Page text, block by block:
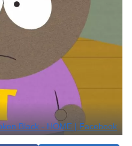
Black - HOME | Facebook